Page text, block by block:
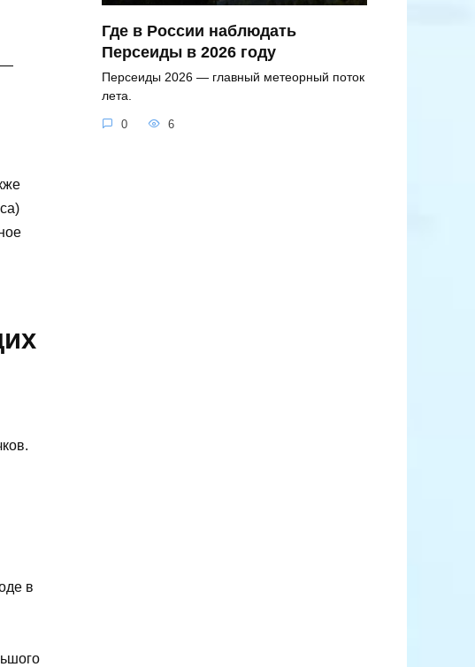
—
в
Где в России наблюдать
Персеиды в 2026 году
Персеиды 2026 — главный метеорный поток
лета.
0 6